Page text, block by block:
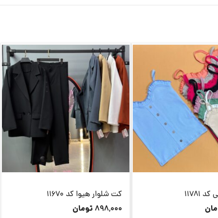
کت شلوار هیوا کد 11670
898,000 تومان